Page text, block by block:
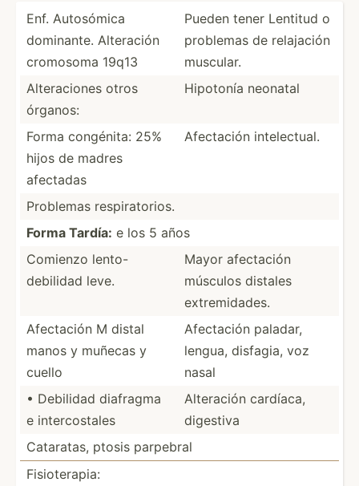
Enf. Autosómica
dominante. Alteración
cromosoma 19q13
Pueden tener Lentitud o
problemas de relajación
muscular.
Altera­ciones otros
órganos:
Hipotonía neonatal
Forma congénita: 25%
hijos de madres
afectadas
Afectación intele­ctual.
Problemas respir­ato­rios.
Forma Tardía: e los 5 años
Comienzo lento-
debilidad leve.
Mayor afectación
músculos distales
extrem­idades.
Afectación M distal
manos y muñecas y
cuello
Afectación paladar,
lengua, disfagia, voz
nasal
• Debilidad diafragma
e interc­ostales
Alteración cardíaca,
digestiva
Cataratas, ptosis parpebral
Fisiot­erapia: